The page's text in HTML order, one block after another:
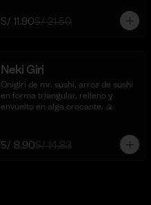
S/ 11.90S/ 21.50
Neki Giri
Onigiri de mr. sushi, arroz de sushi
en forma triangular, relleno y
envuelto en alga crocante. 🍙
S/ 8.90S/ 14.83